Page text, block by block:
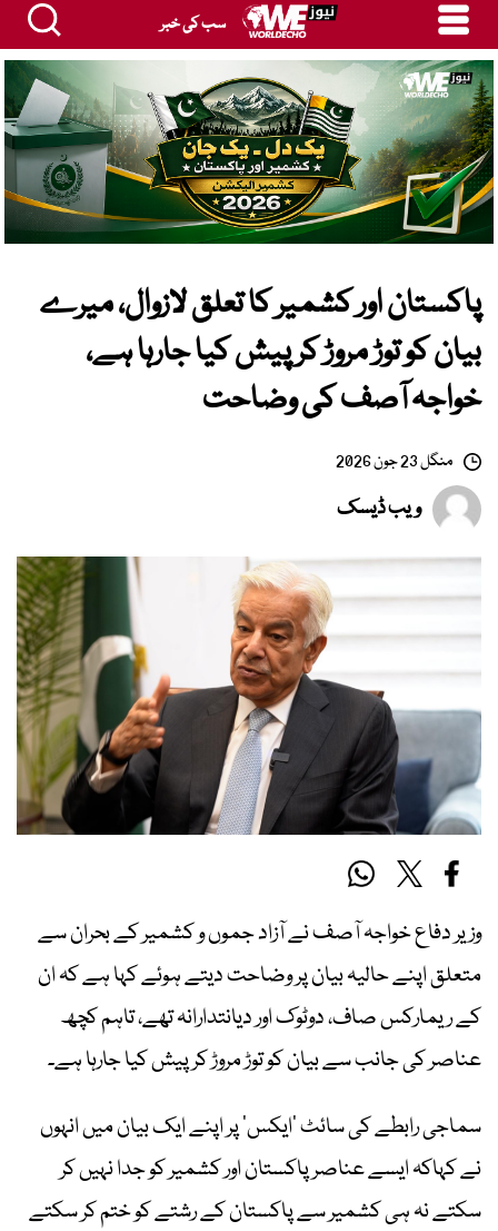
سب کی خبر
پاکستان اور کشمیر کا تعلق لازوال، میرے
بیان کو توڑ مروڑ کر پیش کیا جارہا ہے،
خواجہ آصف کی وضاحت
منگل 23 جون 2026
ویب ڈیسک
وزیر دفاع خواجہ آصف نے آزاد جموں و کشمیر کے بحران سے
متعلق اپنے حالیہ بیان پر وضاحت دیتے ہوئے کہا ہے کہ ان
کے ریمارکس صاف، دوٹوک اور دیانتدارانہ تھے، تاہم کچھ
عناصر کی جانب سے بیان کو توڑ مروڑ کر پیش کیا جارہا ہے۔
سماجی رابطے کی سائٹ ’ایکس‘ پر اپنے ایک بیان میں انہوں
نے کہاکہ ایسے عناصر پاکستان اور کشمیر کو جدا نہیں کر
سکتے نہ ہی کشمیر سے پاکستان کے رشتے کو ختم کر سکتے